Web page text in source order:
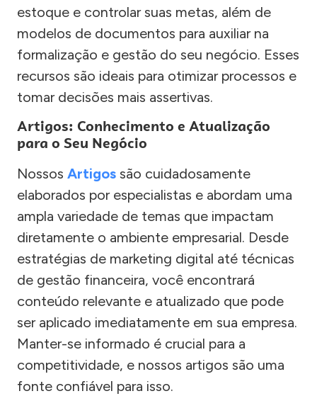
estoque e controlar suas metas, além de
modelos de documentos para auxiliar na
formalização e gestão do seu negócio. Esses
recursos são ideais para otimizar processos e
tomar decisões mais assertivas.
Artigos: Conhecimento e Atualização
para o Seu Negócio
Nossos Artigos são cuidadosamente
elaborados por especialistas e abordam uma
ampla variedade de temas que impactam
diretamente o ambiente empresarial. Desde
estratégias de marketing digital até técnicas
de gestão financeira, você encontrará
conteúdo relevante e atualizado que pode
ser aplicado imediatamente em sua empresa.
Manter-se informado é crucial para a
competitividade, e nossos artigos são uma
fonte confiável para isso.